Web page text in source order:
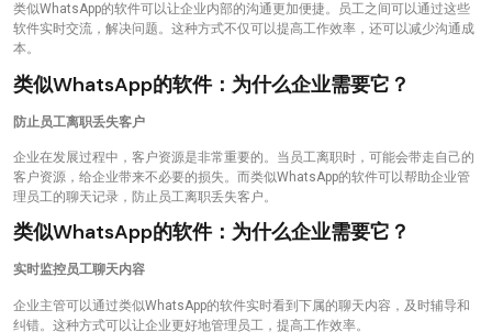
类似WhatsApp的软件可以让企业内部的沟通更加便捷。员工之间可以通过这些
软件实时交流，解决问题。这种方式不仅可以提高工作效率，还可以减少沟通成
本。
类似WhatsApp的软件：为什么企业需要它？
防止员工离职丢失客户
企业在发展过程中，客户资源是非常重要的。当员工离职时，可能会带走自己的
客户资源，给企业带来不必要的损失。而类似WhatsApp的软件可以帮助企业管
理员工的聊天记录，防止员工离职丢失客户。
类似WhatsApp的软件：为什么企业需要它？
实时监控员工聊天内容
企业主管可以通过类似WhatsApp的软件实时看到下属的聊天内容，及时辅导和
纠错。这种方式可以让企业更好地管理员工，提高工作效率。